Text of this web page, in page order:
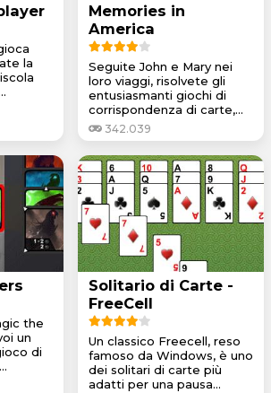
la
Memories in
America
Seguite John e Mary nei
loro viaggi, risolvete gli
entusiasmanti giochi di
corrispondenza di carte,...
342.039
the
un
di
Solitario di Carte -
FreeCell
Un classico Freecell, reso
famoso da Windows, è uno
dei solitari di carte più
adatti per una pausa...